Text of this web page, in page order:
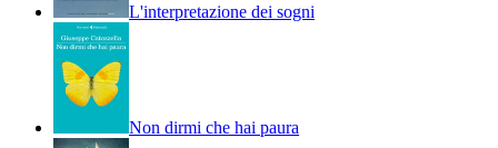
L'interpretazione dei sogni
Non dirmi che hai paura